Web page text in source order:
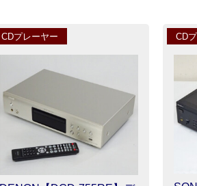
CDプレーヤー CD